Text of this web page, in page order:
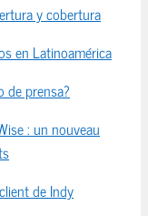
y cobertura
en Latinoamérica
de prensa?
: un nouveau
de Indy